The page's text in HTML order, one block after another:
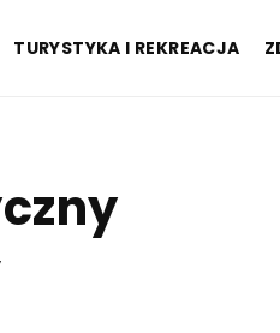
TURYSTYKA I REKREACJA